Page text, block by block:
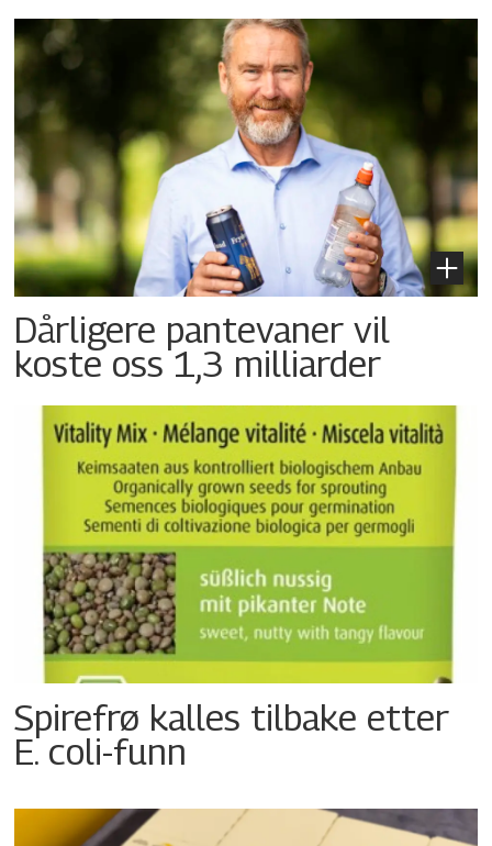
Dårligere pantevaner vil
koste oss 1,3 milliarder
Spirefrø kalles tilbake etter
E. coli-funn